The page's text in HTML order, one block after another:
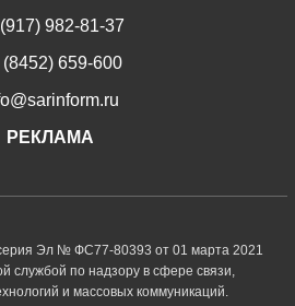
982-81-37
(8452) 659-600
РЕКЛАМА
Эл № ФС77-80393 от 01 марта 2021
службой по надзору в сфере связи,
и массовых коммуникаций.